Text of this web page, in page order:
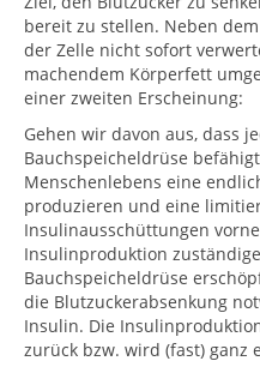
bereit zu stellen. Neben
der Zelle nicht sofort
machendem Körperfett
einer zweiten Erscheinung:
Gehen wir davon aus, dass
Bauchspeicheldrüse
Menschenlebens eine
produzieren und eine
Insulinausschüttungen
Insulinproduktion
Bauchspeicheldrüse
die Blutzuckerabsenkung
Insulin. Die
zurück bzw. wird (fast) ganz